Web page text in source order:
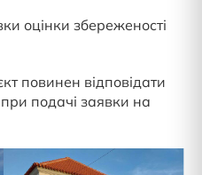
оцінки збереженості
повинен відповідати
подачі заявки на